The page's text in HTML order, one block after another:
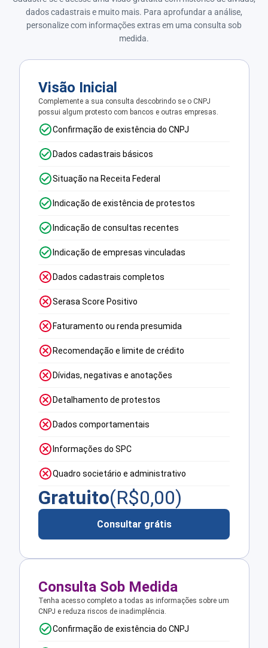
dados cadastrais e muito mais. Para aprofundar a análise,
personalize com informações extras em uma consulta sob
medida.
Visão Inicial
Complemente a sua consulta descobrindo se o CNPJ
possui algum protesto com bancos e outras empresas.
Confirmação de existência do CNPJ
Dados cadastrais básicos
Situação na Receita Federal
Indicação de existência de protestos
Indicação de consultas recentes
Indicação de empresas vinculadas
Dados cadastrais completos
Serasa Score Positivo
Faturamento ou renda presumida
Recomendação e limite de crédito
Dívidas, negativas e anotações
Detalhamento de protestos
Dados comportamentais
Informações do SPC
Quadro societário e administrativo
Gratuito(R$0,00)
Consultar grátis
Consulta Sob Medida
Tenha acesso completo a todas as informações sobre um
CNPJ e reduza riscos de inadimplência.
Confirmação de existência do CNPJ